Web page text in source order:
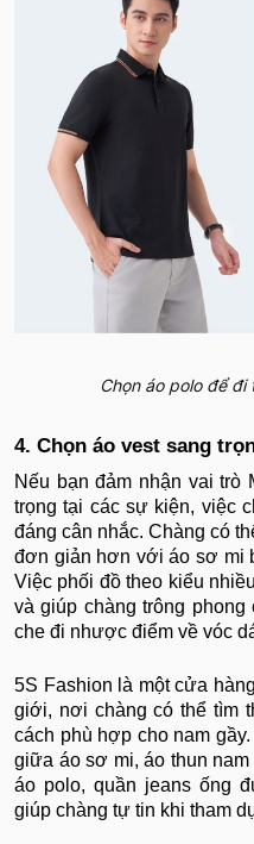
Chọn áo polo để
4. Chọn áo vest sang
Nếu bạn đảm nhận vai trò
trọng tại các sự kiện, việc
đáng cân nhắc. Chàng có
đơn giản hơn với áo sơ mi
Việc phối đồ theo kiểu
và giúp chàng trông
che đi nhược điểm về vóc
5S Fashion là một cửa
giới, nơi chàng có thể tìm
cách phù hợp cho nam
giữa áo sơ mi, áo thun
áo polo, quần jeans ống
giúp chàng tự tin khi tham